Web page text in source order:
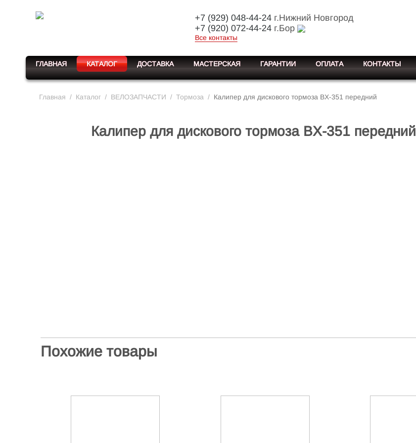
+7 (929) 048-44-24г.Нижний Новгород
+7 (920) 072-44-24г.Бор
Все контакты
ГЛАВНАЯ КАТАЛОГ ДОСТАВКА МАСТЕРСКАЯ ГАРАНТИИ ОПЛАТА КОНТАКТЫ
Главная / Каталог / ВЕЛОЗАПЧАСТИ / Тормоза / Калипер для дискового тормоза BX-351 передний
Калипер для дискового тормоза BX-351 передний
Похожие товары